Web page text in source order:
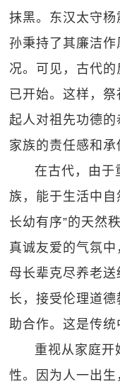
抹黑。东汉太守杨
孙秉持了其廉洁作
况。可见，古代
已开始。这样，
起人对祖先功德
家族的责任感和承
在古代，由于
族，能于生活中自
长幼有序”的天然
真诚友爱的气氛
母长辈克尽养老
长，接受伦理道
助合作。这是传统
重视从家庭开
性。因为人一出